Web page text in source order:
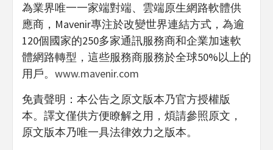
為業界唯一一家端對端、雲端原生網路軟體供
應商，Mavenir專注於改變世界連結方式，為逾
120個國家的250多家通訊服務商和企業加速軟
體網路轉型，這些服務商服務於全球50%以上的
用戶。 www.mavenir.com
免責聲明：本公告之原文版本乃官方授權版
本。譯文僅供方便瞭解之用，煩請參照原文，
原文版本乃唯一具法律效力之版本。